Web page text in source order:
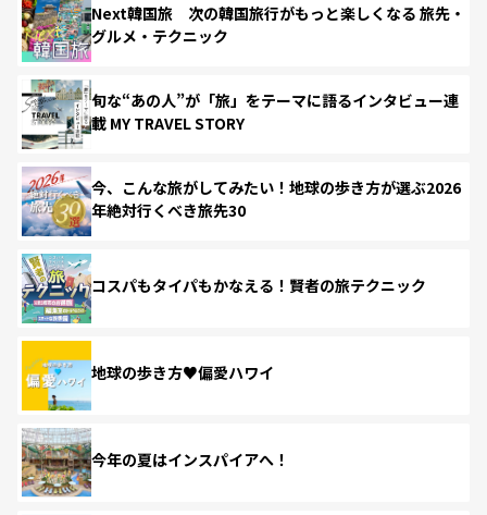
Next韓国旅 次の韓国旅行がもっと楽しくなる 旅先・
グルメ・テクニック
旬な“あの人”が「旅」をテーマに語るインタビュー連
載 MY TRAVEL STORY
今、こんな旅がしてみたい！地球の歩き方が選ぶ2026
年絶対行くべき旅先30
コスパもタイパもかなえる！賢者の旅テクニック
地球の歩き方♥偏愛ハワイ
今年の夏はインスパイアへ！